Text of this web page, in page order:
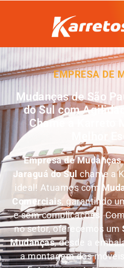
EMPRESA DE
Mudanças de São
do Sul com
Chame a Karreto
Melhor
Empresa deMudanças
Jaraguá do Sul chame a
ideal! Atuamos com
Comerciais, garantindo
e sem complicações.
no setor, oferecemos um
Mudanças, desde a
a montagem dos